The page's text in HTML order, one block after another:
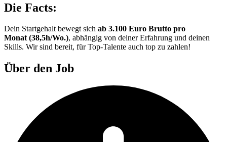
Die Facts:
Dein Startgehalt bewegt sich ab 3.100 Euro Brutto pro
Monat (38,5h/Wo.), abhängig von deiner Erfahrung und deinen
Skills. Wir sind bereit, für Top-Talente auch top zu zahlen!
Über den Job